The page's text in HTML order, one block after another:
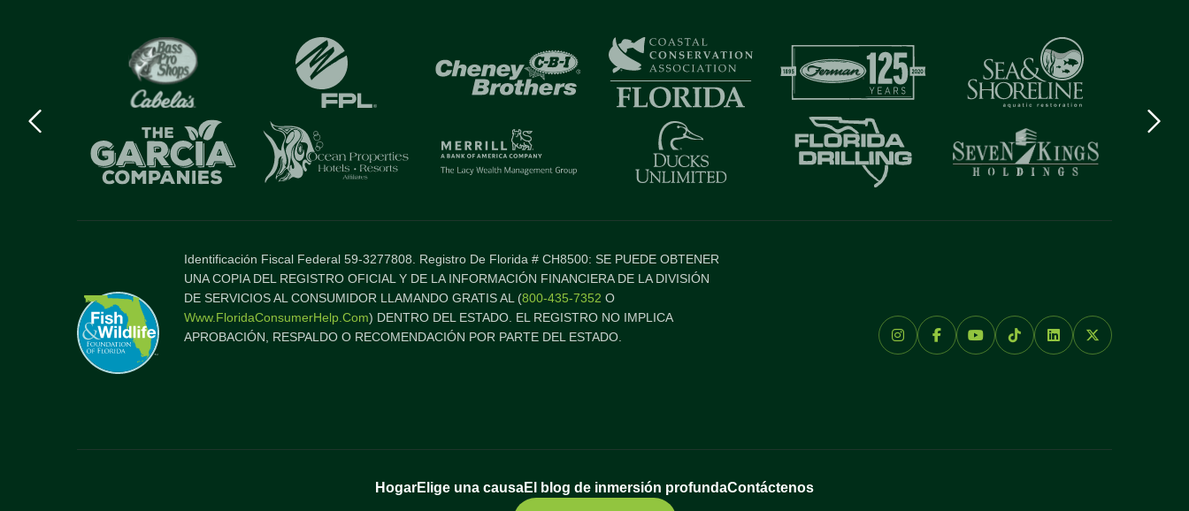
Previous
logo
Identificación Fiscal Federal 59-3277808. Registro De Florida # CH8500: SE PUEDE OBTENER
UNA COPIA DEL REGISTRO OFICIAL Y DE LA INFORMACIÓN FINANCIERA DE LA DIVISIÓN
DE SERVICIOS AL CONSUMIDOR LLAMANDO GRATIS AL (800-435-7352 O
Www.FloridaConsumerHelp.com) DENTRO DEL ESTADO. EL REGISTRO NO IMPLICA
APROBACIÓN, RESPALDO O RECOMENDACIÓN POR PARTE DEL ESTADO.
HogarElige una causaEl blog de inmersión profundaContáctenos